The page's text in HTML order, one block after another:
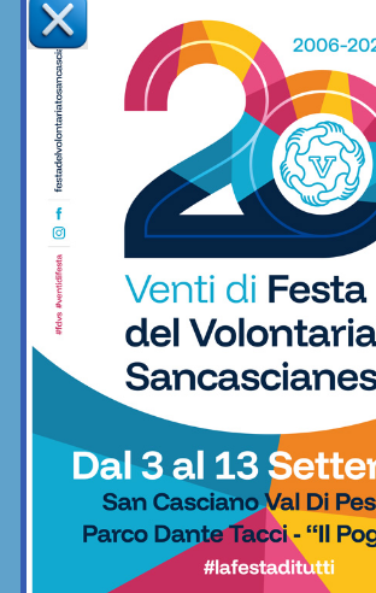
Bellini, Valentina Rossi, Greta Fantechi
Per loro un omaggio floreale, dopodiché la
assegnato le Borse di Studio, premi,
Annalisa Saviozzi
ha distribuito i gadget
Firenze.
Tanti applausi e grande soddisfazione per
da parte di
Stefania Belli. Che con
nuovamente, fatto centro.
@RIPRODUZIONE RISERVATA